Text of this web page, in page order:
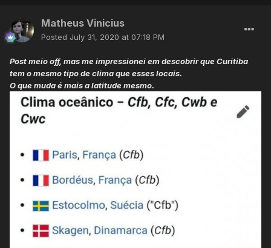
Matheus Vinicius
Posted July 31, 2020 at 07:18 PM
Post meio off, mas me impressionei em descobrir que Curitiba
tem o mesmo tipo de clima que esses locais.
O que muda é mais a latitude mesmo.